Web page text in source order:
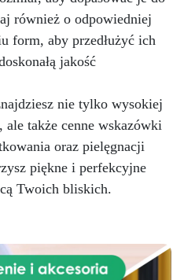
również o odpowiedniej
form, aby przedłużyć ich
jakość
nie tylko wysokiej
także cenne wskazówki
oraz pielęgnacji
piękne i perfekcyjne
Twoich bliskich.